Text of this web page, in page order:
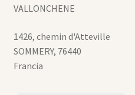
VALLONCHENE
1426, chemin d'Atteville
SOMMERY, 76440
Francia